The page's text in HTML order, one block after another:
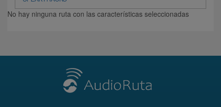
No hay ninguna ruta con las características seleccionadas